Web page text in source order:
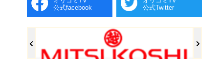
公式facebook
公式Twitter